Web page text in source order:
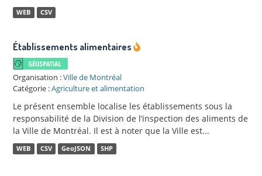
WEB CSV
Établissements alimentaires
Organisation :Ville de Montréal
Catégorie :Agriculture et alimentation
Le présent ensemble localise les établissements sous la
responsabilité de la Division de l’inspection des aliments de
la Ville de Montréal. Il est à noter que la Ville est...
WEB CSV GeoJSON SHP